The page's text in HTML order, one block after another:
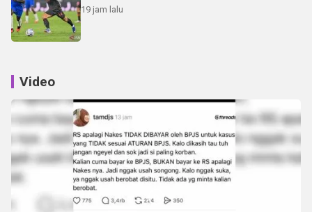
19 jam lalu
Video